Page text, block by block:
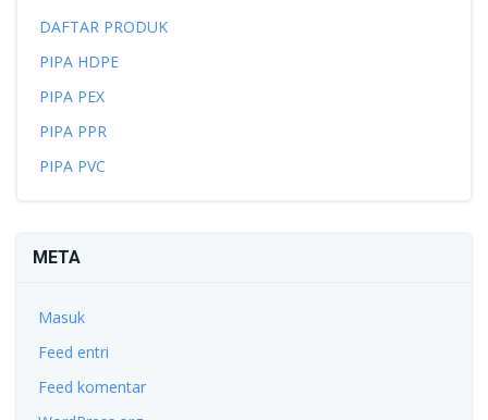
DAFTAR PRODUK
PIPA HDPE
PIPA PEX
PIPA PPR
PIPA PVC
META
Masuk
Feed entri
Feed komentar